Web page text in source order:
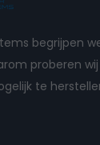
begrijpen
proberen
te